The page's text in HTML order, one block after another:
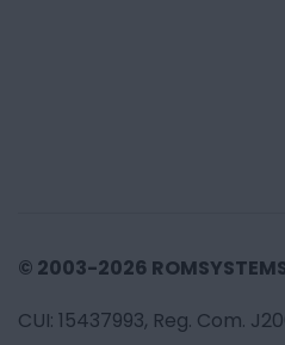
© 2003-2026
CUI: 15437993, Reg. Com.